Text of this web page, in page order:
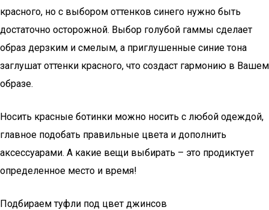
красного, но с выбором оттенков синего нужно быть
достаточно осторожной. Выбор голубой гаммы сделает
образ дерзким и смелым, а приглушенные синие тона
заглушат оттенки красного, что создаст гармонию в Вашем
образе.
Носить красные ботинки можно носить с любой одеждой,
главное подобать правильные цвета и дополнить
аксессуарами. А какие вещи выбирать – это продиктует
определенное место и время!
Подбираем туфли под цвет джинсов